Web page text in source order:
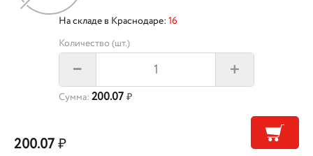
На складе в Краснодаре: 16
Количество (шт.)
– +
Сумма: 200.07 ₽
200.07₽